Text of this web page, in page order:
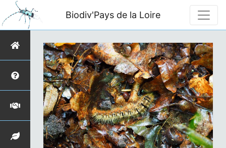
Biodiv'Pays de la Loire